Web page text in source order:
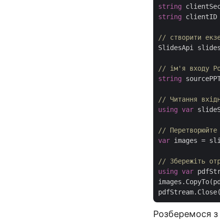
string
string
// створити
SlidesApi
// ім'я входу
string
// Читання
using
var
//
var images =
// Збережіть
using
var
Розберемося